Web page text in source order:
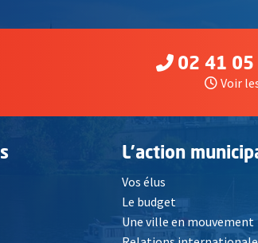
02 41 05
Voir
L'action
Vos élus
Le budget
Une ville en mouvement